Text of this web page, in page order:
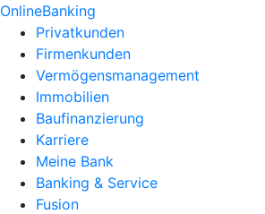
OnlineBanking
Privatkunden
Firmenkunden
Vermögensmanagement
Immobilien
Baufinanzierung
Karriere
Meine Bank
Banking & Service
Fusion